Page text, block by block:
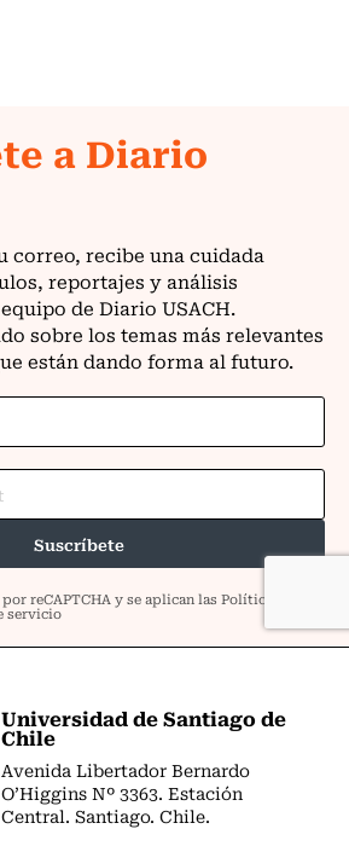
Universidad de Santiago de
Chile
Avenida Libertador Bernardo
O’Higgins Nº 3363. Estación
Central. Santiago. Chile.